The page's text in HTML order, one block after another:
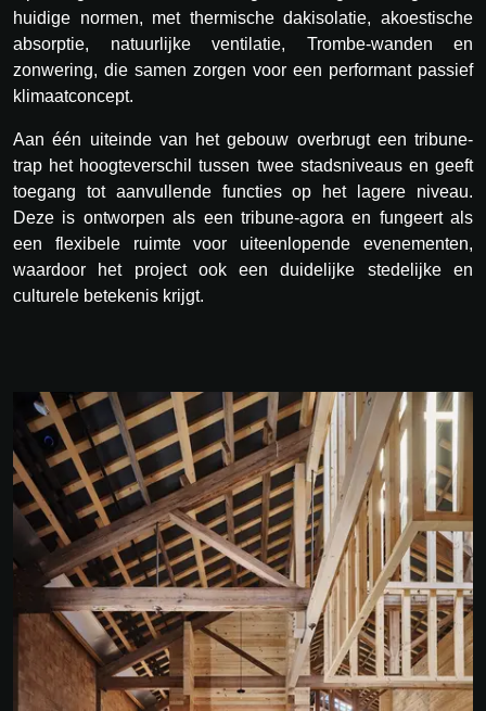
huidige normen, met thermische dakisolatie, akoestische
absorptie, natuurlijke ventilatie, Trombe-wanden en
zonwering, die samen zorgen voor een performant passief
klimaatconcept.
Aan één uiteinde van het gebouw overbrugt een tribune-
trap het hoogteverschil tussen twee stadsniveaus en geeft
toegang tot aanvullende functies op het lagere niveau.
Deze is ontworpen als een tribune-agora en fungeert als
een flexibele ruimte voor uiteenlopende evenementen,
waardoor het project ook een duidelijke stedelijke en
culturele betekenis krijgt.